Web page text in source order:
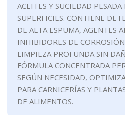
ACEITES Y SUCIEDAD PESADA
SUPERFICIES. CONTIENE
DE ALTA ESPUMA, AGENTES
INHIBIDORES DE
LIMPIEZA PROFUNDA SIN
FÓRMULA CONCENTRADA
SEGÚN NECESIDAD,
PARA CARNICERÍAS Y
DE ALIMENTOS.